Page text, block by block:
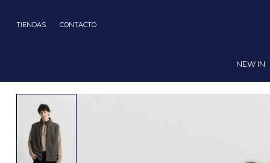
TIENDAS CONTACTO
NEW IN